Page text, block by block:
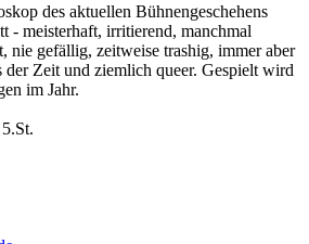
des aktuellen Bühnengeschehens
- meisterhaft, irritierend, manchmal
nie gefällig, zeitweise trashig, immer aber
der Zeit und ziemlich queer. Gespielt wird
im Jahr.